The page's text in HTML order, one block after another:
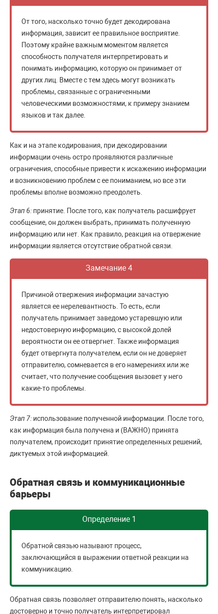
От того, насколько точно будет декодирована
информация, зависит ее правильное восприятие.
Поэтому крайне важным моментом является
способность получателя интерпретировать и
понимать информацию, которую он принимает от
других лиц. Вместе с тем здесь могут возникать
проблемы, связанные с ограниченными
человеческими возможностями, к примеру знанием
языков и так далее.
Как и на этапе кодирования, при декодировании
информации очень остро проявляются различные
ограничения, способные привести к искажению информации
и возникновению проблем с ее пониманием, но все эти
проблемы вполне возможно преодолеть.
Этап 6: принятие. После того, как получатель расшифрует
сообщение, он должен выбрать, принимать полученную
информацию или нет. Как правило, реакция на отвержение
информации является отсутствие обратной связи.
Замечание 4
Причиной отвержения информации зачастую
является ее нерелевантность. То есть, если
получатель принимает заведомо устаревшую или
недостоверную информацию, с высокой долей
вероятности он ее отвергнет. Также информация
будет отвергнута получателем, если он не доверяет
отправителю, сомневается в его намерениях или же
считает, что получение сообщения вызовет у него
какие-то проблемы.
Этап 7: использование полученной информации. После того,
как информация была получена и (ВАЖНО) принята
получателем, происходит принятие определенных решений,
диктуемых этой информацией.
Обратная связь и коммуникационные
барьеры
Определение 1
Обратной связью называют процесс,
заключающийся в выражении ответной реакции на
коммуникацию.
Обратная связь позволяет отправителю понять, насколько
достоверно и точно получатель интерпретировал